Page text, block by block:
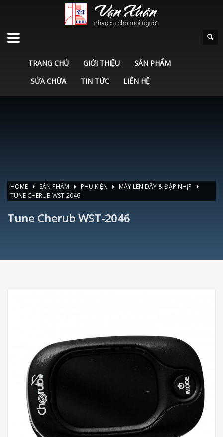
TRANG CHỦ GIỚI THIỆU
SẢN PHẨM
SỬA CHỮA
TIN TỨC LIÊN HỆ
HOME SẢN PHẨM PHỤ KIỆN
MÁY LÊN DÂY & ĐẬP NHỊP
TUNE CHERUB WST-2046
Tune Cherub WST-2046